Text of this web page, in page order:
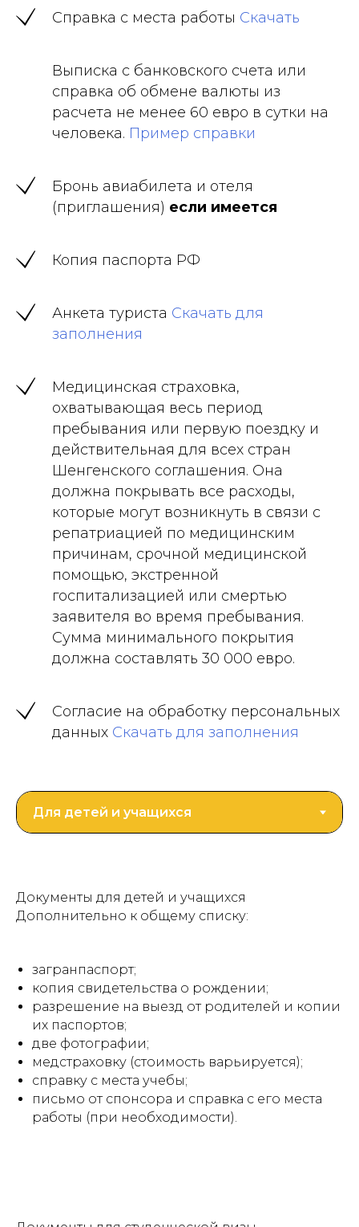
Справка с места работы Скачать
Выписка с банковского счета или
справка об обмене валюты из
расчета не менее 60 евро в сутки на
человека. Пример справки
Бронь авиабилета и отеля
(приглашения) если имеется
Копия паспорта РФ
Анкета туриста Скачать для
заполнения
Медицинская страховка,
охватывающая весь период
пребывания или первую поездку и
действительная для всех стран
Шенгенского соглашения. Она
должна покрывать все расходы,
которые могут возникнуть в связи с
репатриацией по медицинским
причинам, срочной медицинской
помощью, экстренной
госпитализацией или смертью
заявителя во время пребывания.
Сумма минимального покрытия
должна составлять 30 000 евро.
Согласие на обработку персональных
данных Скачать для заполнения
Документы для детей и учащихся
Дополнительно к общему списку:
загранпаспорт;
копия свидетельства о рождении;
разрешение на выезд от родителей и копии
их паспортов;
две фотографии;
медстраховку (стоимость варьируется);
справку с места учебы;
письмо от спонсора и справка с его места
работы (при необходимости).